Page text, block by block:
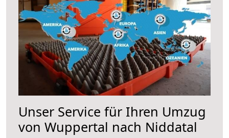
Unser Service für Ihren Umzug
von Wuppertal nach Niddatal